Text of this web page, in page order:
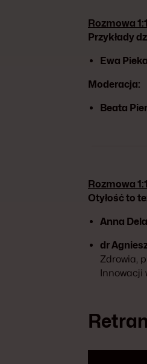
Rozmowa
Przykłady
Ewa
Moderacja:
Beata
Rozmowa
Otyłość to
Anna Dela
dr
Zdrowia,